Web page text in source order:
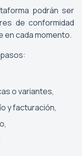
podrán ser
de conformidad
en cada momento.
o variantes,
y facturación,